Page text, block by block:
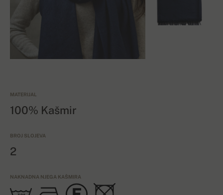
MATERIJAL
100% Kašmir
BROJ SLOJEVA
2
NAKNADNA NJEGA KAŠMIRA